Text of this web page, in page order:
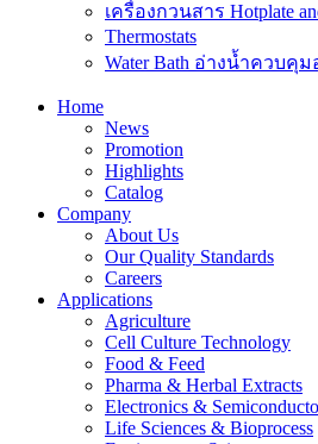
เครื่องกวนสาร Hotplate
Thermostats
Water Bath อ่างน้ำควบคุ
Home
News
Promotion
Highlights
Catalog
Company
About Us
Our Quality Standards
Careers
Applications
Agriculture
Cell Culture Technology
Food & Feed
Pharma & Herbal Extracts
Electronics &
Life Sciences & Bioprocess